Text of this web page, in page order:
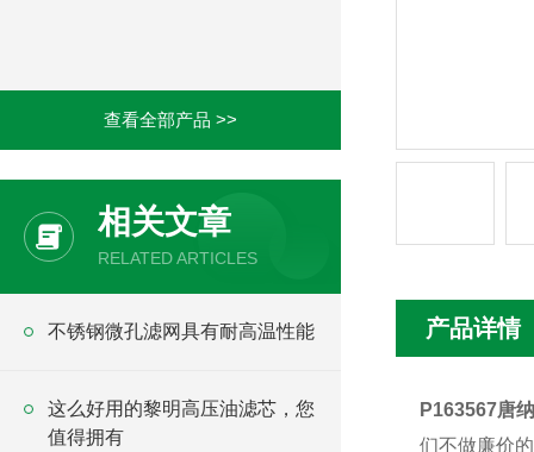
查看全部产品 >>
相关文章
RELATED ARTICLES
不锈钢微孔滤网具有耐高温性能
这么好用的黎明高压油滤芯，您
值得拥有
产品详情
P163567唐
们不做廉价